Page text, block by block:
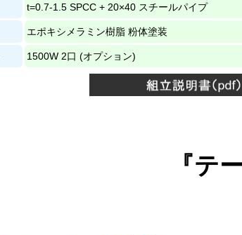
t=0.7-1.5 SPCC + 20×40 スチールパイプ
エポキシメラミン樹脂 粉体塗装
1500W 2口 (オプション)